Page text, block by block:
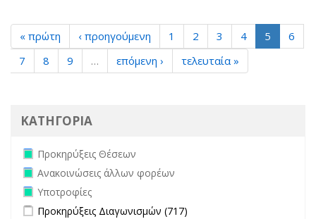
« πρώτη ‹ προηγούμενη 1 2 3 4 5
6
7
8 9 … επόμενη › τελευταία »
ΚΑΤΗΓΟΡΙΑ
Remove Προκηρύξεις Θέσεων filter
Προκηρύξεις Θέσεων
Remove Ανακοινώσεις άλλων φορέων filter
Ανακοινώσεις άλλων φορέων
Remove Υποτροφίες filter
Υποτροφίες
Apply Προκηρύξεις Διαγωνισμών filter
Προκηρύξεις Διαγωνισμών (717)